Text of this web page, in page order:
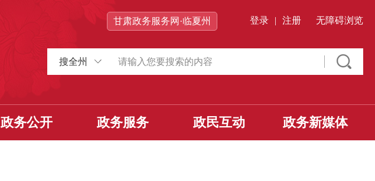
甘肃政务服务网·临夏州 登录 | 注册 无障碍浏览
搜全州
政务公开 政务服务 政民互动 政务新媒体